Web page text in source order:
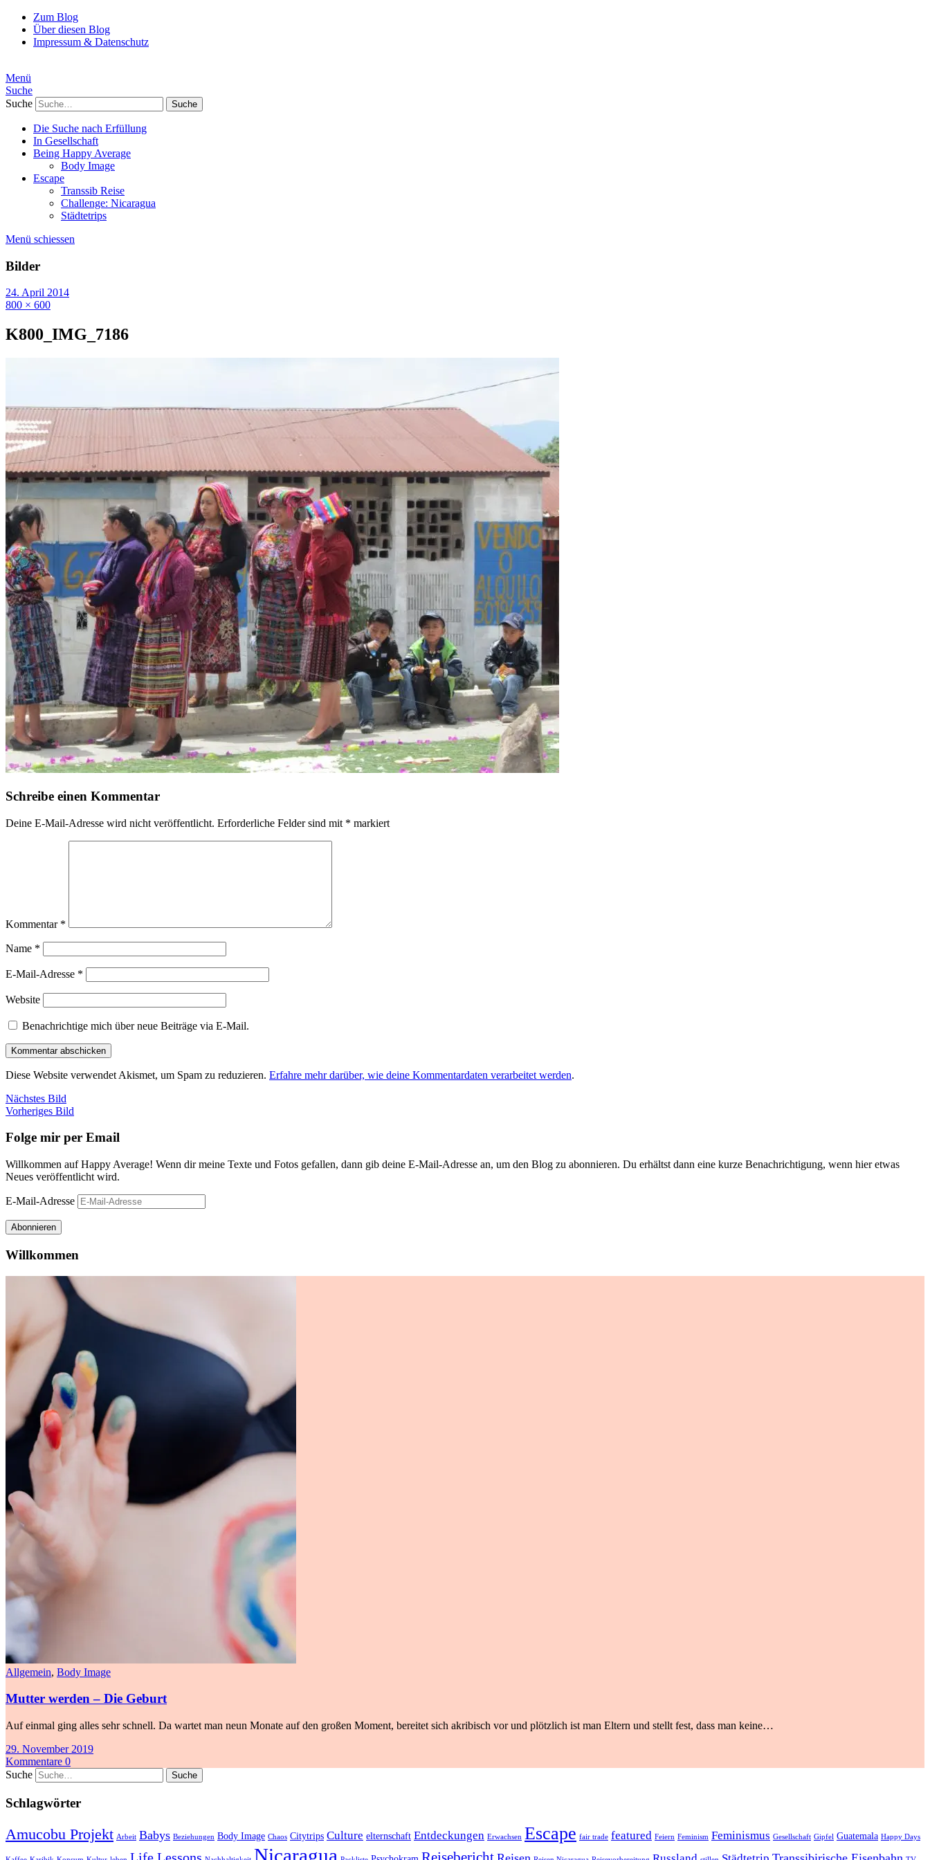
Zum Blog
Über diesen Blog
Impressum & Datenschutz
Menü
Suche
Suche
Die Suche nach Erfüllung
In Gesellschaft
Being Happy Average
Body Image
Escape
Transsib Reise
Challenge: Nicaragua
Städtetrips
Menü schiessen
Bilder
24. April 2014
800 × 600
K800_IMG_7186
Schreibe einen Kommentar
Deine E-Mail-Adresse wird nicht veröffentlicht. Erforderliche Felder sind mit * markiert
Kommentar *
Name *
E-Mail-Adresse *
Website
Benachrichtige mich über neue Beiträge via E-Mail.
Diese Website verwendet Akismet, um Spam zu reduzieren. Erfahre mehr darüber, wie deine Kommentardaten verarbeitet werden.
Nächstes Bild
Vorheriges Bild
Folge mir per Email
Willkommen auf Happy Average! Wenn dir meine Texte und Fotos gefallen, dann gib deine E-Mail-Adresse an, um den Blog zu abonnieren. Du erhältst dann eine kurze Benachrichtigung, wenn hier etwas
Neues veröffentlicht wird.
E-Mail-Adresse
Abonnieren
Willkommen
Allgemein, Body Image
Mutter werden – Die Geburt
Auf einmal ging alles sehr schnell. Da wartet man neun Monate auf den großen Moment, bereitet sich akribisch vor und plötzlich ist man Eltern und stellt fest, dass man keine…
29. November 2019
Kommentare 0
Suche
Schlagwörter
Amucobu Projekt Arbeit Babys Beziehungen Body Image Chaos Citytrips Culture elternschaft Entdeckungen Erwachsen Escape fair trade featured Feiern Feminism Feminismus Gesellschaft Gipfel Guatemala Happy Days
Nicaragua